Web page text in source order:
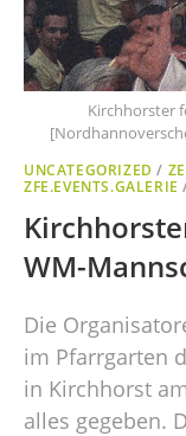
Kirchhorster
UNCATEGORIZED /
ZFE.EVENTS.GALERIE
WM-
Die
im Pfarrgarten
in Kirchhorst
alles gegeben.